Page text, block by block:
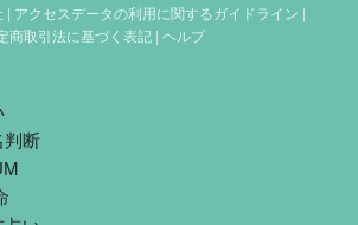
アクセスデータの利用に関するガイドライン
商取引法に基づく表記| ヘルプ
判断